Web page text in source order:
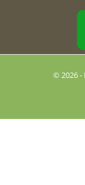
© 2026 -